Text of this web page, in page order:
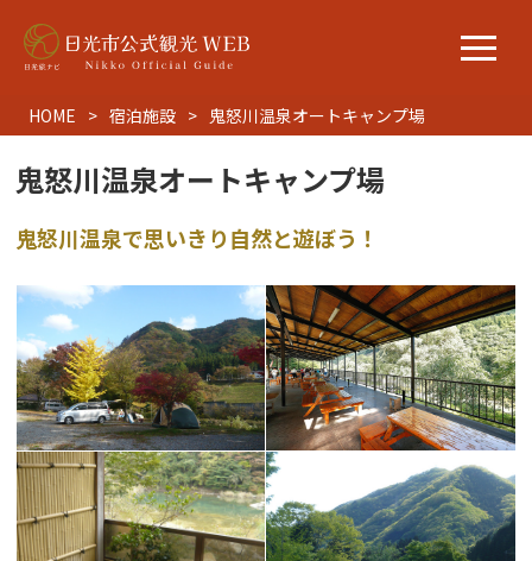
HOME 宿泊施設 鬼怒川温泉オートキャンプ場
鬼怒川温泉オートキャンプ場
鬼怒川温泉で思いきり自然と遊ぼう！